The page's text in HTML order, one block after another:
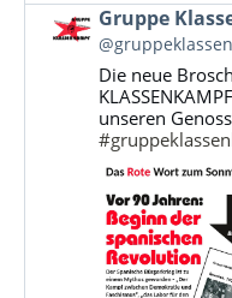
Beitrag
von
Gruppe
Klassenkampf
Bluesky
ansehen
Gruppe
Die neue
unseren